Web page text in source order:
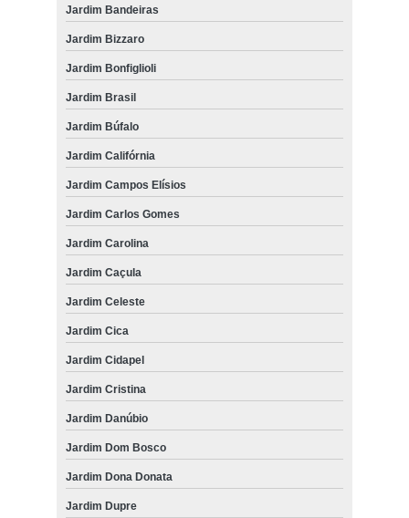
Jardim Bandeiras
Jardim Bizzaro
Jardim Bonfiglioli
Jardim Brasil
Jardim Búfalo
Jardim Califórnia
Jardim Campos Elísios
Jardim Carlos Gomes
Jardim Carolina
Jardim Caçula
Jardim Celeste
Jardim Cica
Jardim Cidapel
Jardim Cristina
Jardim Danúbio
Jardim Dom Bosco
Jardim Dona Donata
Jardim Dupre